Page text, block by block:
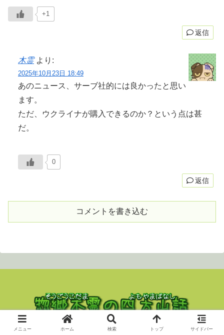
+1
返信
木霊 より:
2025年10月23日 18:49
あのニュース、サーブ社的には良かったと思い
ます。
ただ、ウクライナが購入できるのか？という点は甚
だ。
0
返信
コメントを書き込む
Copyright © 2023 nekodama All Rights Reserved.
メニュー ホーム 検索 トップ サイドバー